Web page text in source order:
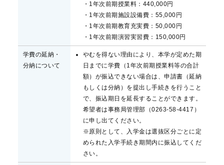
・1年次前期授業料：440,000円
・1年次前期施設設備費：55,000円
・1年次前期教育充実費：50,000円
・1年次前期演習実習費：150,000円
学費の延納・
分納について
やむを得ない理由により、本学が定めた期
日までに学費（1年次前期授業料等の合計
額）が振込できない場合は、申請書（延納
もしくは分納）を提出し手続きを行うこと
で、振込期日を延長することができます。
希望者は事務局管理部（0263-58-4417）
に申し出てください。
※原則として、入学金は選抜区分ごとに定
められた入学手続き期間内に振込してくだ
さい。